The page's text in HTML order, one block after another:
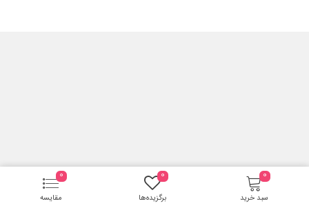
سبد خرید
0
برگزیده‌ها
0
مقایسه
0